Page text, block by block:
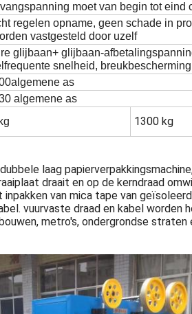
moet van begin tot eind
regelen opname, geen schade in
vastgesteld door uzelf
glijbaan+ glijbaan-
snelheid, breukbescherming
as
algemene as
1300 kg
laag
draait en op de kerndraad
van mica tape van
vuurvaste draad en kabel worden
metro's, ondergrondse